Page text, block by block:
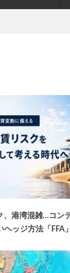
、港湾混雑…コン
ヘッジ方法「FFA